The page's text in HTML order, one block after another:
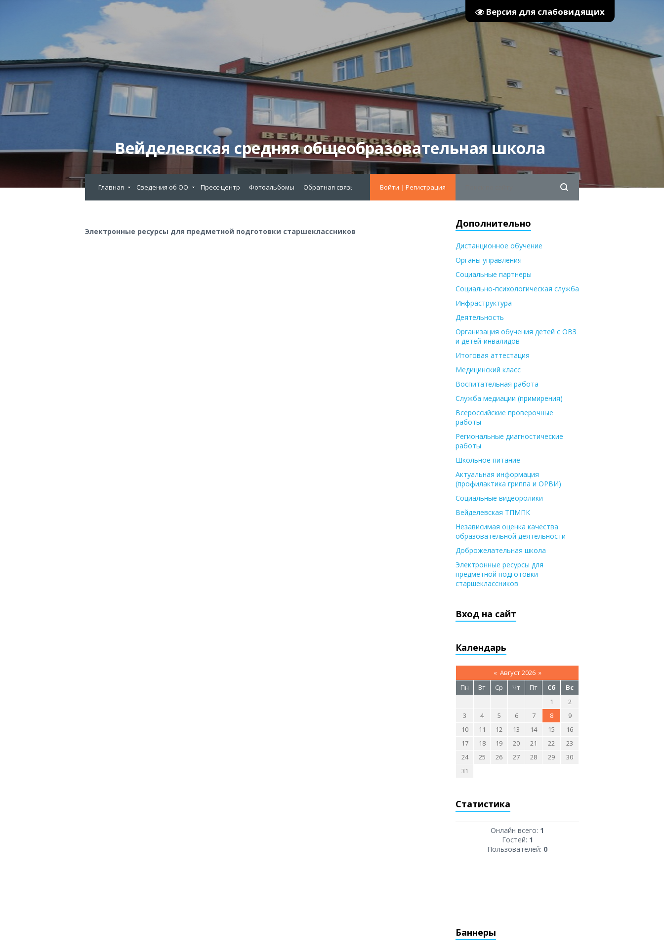
Версия для слабовидящих
Вейделевская средняя общеобразовательная школа
Войти | Регистрация
Главная Сведения об ОО Пресс-центр Фотоальбомы Обратная связь меню октябрь 2021
Электронные ресурсы для предметной подготовки старшеклассников
Дополнительно
Дистанционное обучение
Органы управления
Социальные партнеры
Социально-психологическая служба
Инфраструктура
Деятельность
Организация обучения детей с ОВЗ
и детей-инвалидов
Итоговая аттестация
Медицинский класс
Воспитательная работа
Служба медиации (примирения)
Всероссийские проверочные
работы
Региональные диагностические
работы
Школьное питание
Актуальная информация
(профилактика гриппа и ОРВИ)
Социальные видеоролики
Вейделевская ТПМПК
Независимая оценка качества
образовательной деятельности
Доброжелательная школа
Электронные ресурсы для
предметной подготовки
старшеклассников
Вход на сайт
Календарь
« Август 2026 »
Пн
Вт Ср Чт Пт Сб
Вс
1
2
3
4 5 6 7 8
9
10
11 12 13 14 15
16
17
18 19 20 21 22
23
24
25 26 27 28 29
30
31
Статистика
Онлайн всего: 1
Гостей: 1
Пользователей: 0
Баннеры